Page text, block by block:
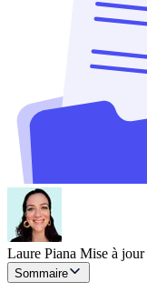
Laure Piana Mise à
Sommaire